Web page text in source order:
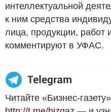
интеллектуальной
к ним средства
лица, продукции, работ
комментируют в УФАС.
Читайте «Бизнес-